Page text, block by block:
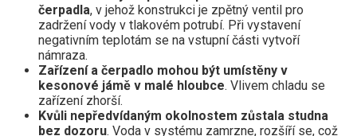
čerpadla, v jehož konstrukci je zpětný ventil pro
zadržení vody v tlakovém potrubí. Při vystavení
negativním teplotám se na vstupní části vytvoří
námraza.
Zařízení a čerpadlo mohou být umístěny v
kesonové jámě v malé hloubce. Vlivem chladu se
zařízení zhorší.
Kvůli nepředvídaným okolnostem zůstala studna
bez dozoru. Voda v systému zamrzne, rozšíří se, což